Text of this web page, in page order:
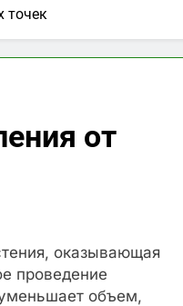
точек
от
оказывающая
проведение
объем,